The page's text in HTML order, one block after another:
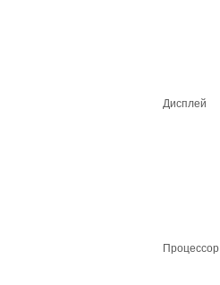
Дисплей
Процессор